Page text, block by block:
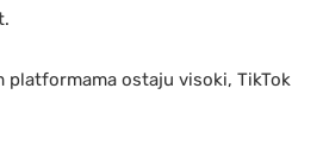
platformama ostaju visoki, TikTok